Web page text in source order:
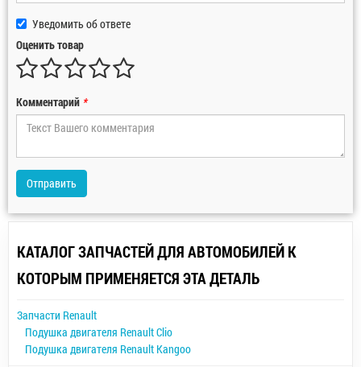
Уведомить об ответе
Оценить товар
Комментарий *
Отправить
КАТАЛОГ ЗАПЧАСТЕЙ ДЛЯ АВТОМОБИЛЕЙ К
КОТОРЫМ ПРИМЕНЯЕТСЯ ЭТА ДЕТАЛЬ
Запчасти Renault
Подушка двигателя Renault Clio
Подушка двигателя Renault Kangoo